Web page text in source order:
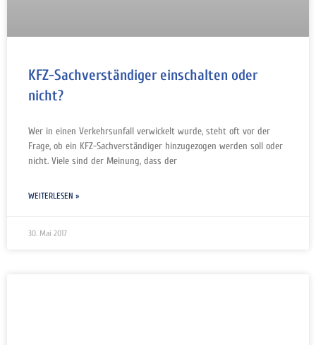
KFZ-Sachverständiger einschalten oder
nicht?
Wer in einen Verkehrsunfall verwickelt wurde, steht oft vor der
Frage, ob ein KFZ-Sachverständiger hinzugezogen werden soll oder
nicht. Viele sind der Meinung, dass der
WEITERLESEN »
30. Mai 2017